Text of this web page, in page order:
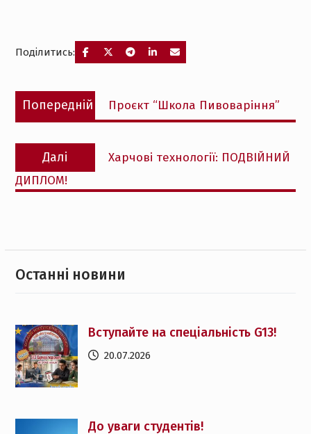
Поділитись:
Навігація
записів
Попередній
Попередній
запис:
Проєкт “Школа Пивоваріння”
Далі
Наступний
запис:
Харчові технології: ПОДВІЙНИЙ
ДИПЛОМ!
Останнi новини
Вступайте на спеціальність G13!
20.07.2026
До уваги студентів!